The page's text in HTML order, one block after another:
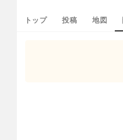
トップ 投稿 地図